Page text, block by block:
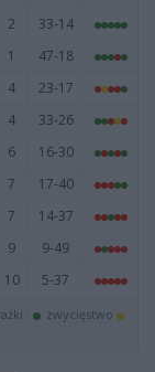
2
33-14
1
47-18
4
23-17
4
33-26
6
16-30
7
17-40
7
14-37
9
9-49
10 5-37
·
zwycięstwo